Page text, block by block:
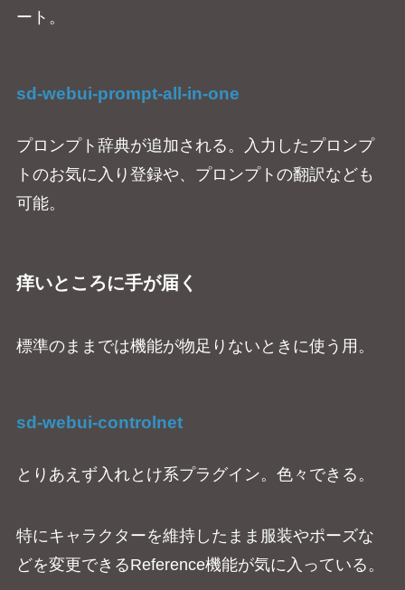
ート。
sd-webui-prompt-all-in-one
プロンプト辞典が追加される。入力したプロンプ
トのお気に入り登録や、プロンプトの翻訳なども
可能。
痒いところに手が届く
標準のままでは機能が物足りないときに使う用。
sd-webui-controlnet
とりあえず入れとけ系プラグイン。色々できる。
特にキャラクターを維持したまま服装やポーズな
どを変更できるReference機能が気に入っている。